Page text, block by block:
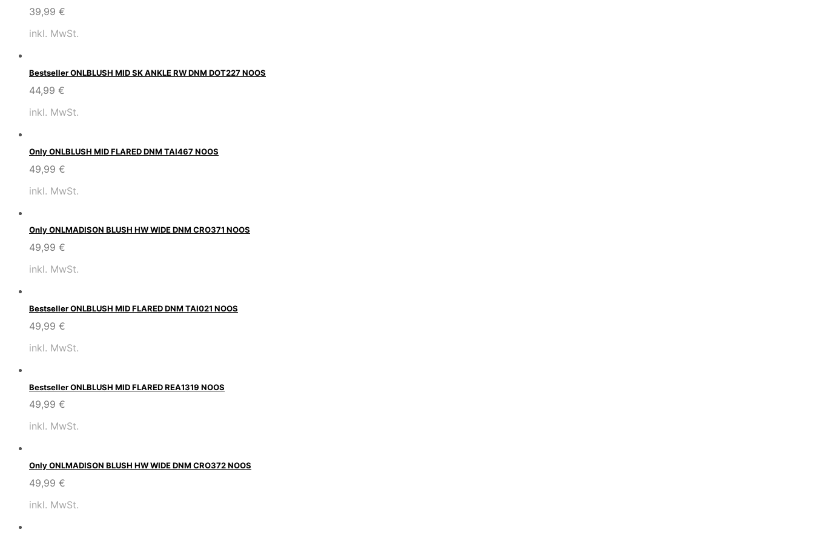
39,99 €
inkl. MwSt.
Bestseller ONLBLUSH MID SK ANKLE RW DNM DOT227 NOOS
44,99 €
inkl. MwSt.
Only ONLBLUSH MID FLARED DNM TAI467 NOOS
49,99 €
inkl. MwSt.
Only ONLMADISON BLUSH HW WIDE DNM CRO371 NOOS
49,99 €
inkl. MwSt.
Bestseller ONLBLUSH MID FLARED DNM TAI021 NOOS
49,99 €
inkl. MwSt.
Bestseller ONLBLUSH MID FLARED REA1319 NOOS
49,99 €
inkl. MwSt.
Only ONLMADISON BLUSH HW WIDE DNM CRO372 NOOS
49,99 €
inkl. MwSt.